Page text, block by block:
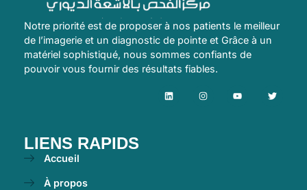
Notre priorité est de proposer à nos patients le meilleur
de l’imagerie et un diagnostic de pointe et Grâce à un
matériel sophistiqué, nous sommes confiants de
pouvoir vous fournir des résultats fiables.
LIENS RAPIDS
Accueil
À propos